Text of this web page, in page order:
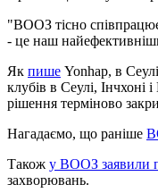
"ВООЗ тісно
- це наш
Як пише Yonhap, в
клубів в Сеулі, Інчхоні
рішення терміново
Нагадаємо, що раніше
Також у ВООЗ заявили
захворювань.